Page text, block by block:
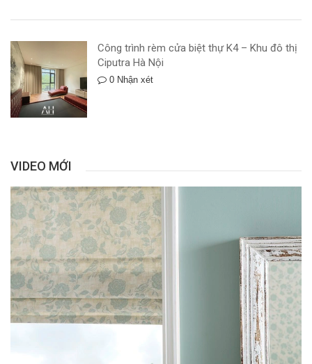
Công trình rèm cửa biệt thự K4 – Khu đô thị
Ciputra Hà Nội
0 Nhận xét
VIDEO MỚI